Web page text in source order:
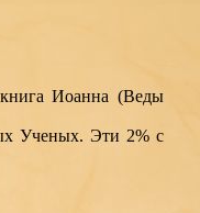
Иоанна (Веды
Ученых. Эти 2% с